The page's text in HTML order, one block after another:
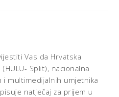
Vas da Hrvatska
Split), nacionalna
i multimedijalnih umjetnika
natječaj za prijem u